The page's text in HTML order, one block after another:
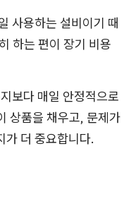
사용하는 설비이기 때
하는 편이 장기 비용
보다 매일 안정적으로
상품을 채우고, 문제가
가 더 중요합니다.